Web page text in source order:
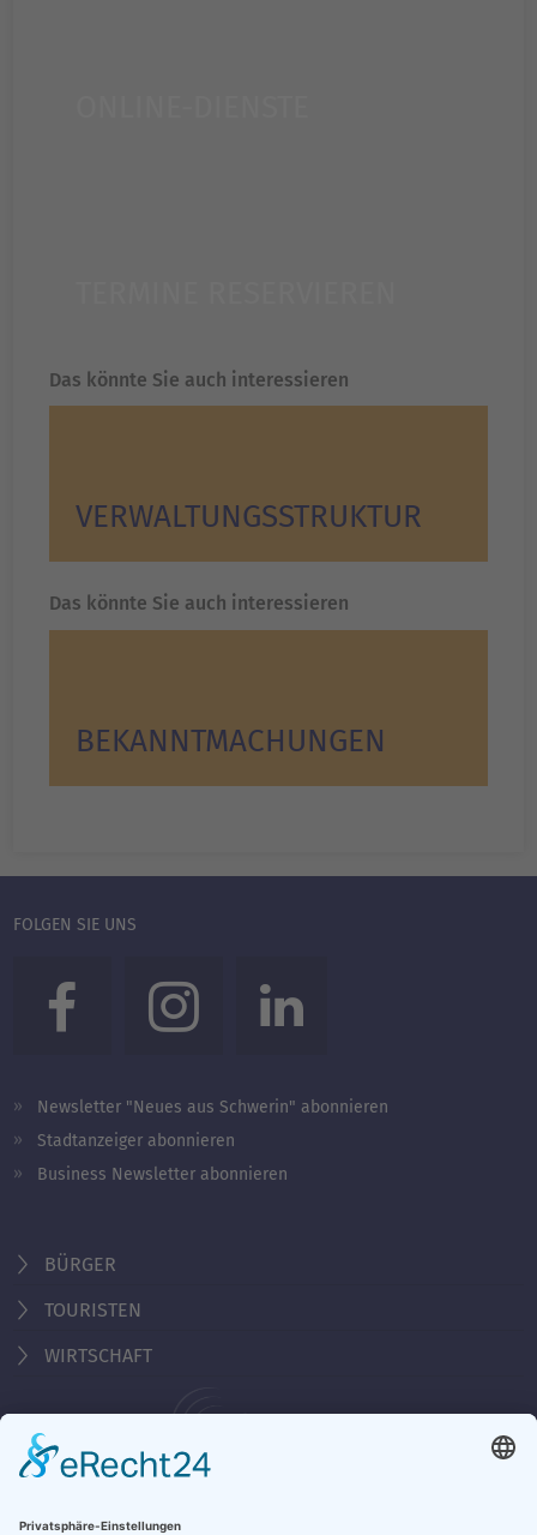
Das könnte Sie auch interessieren
VERWALTUNGS­STRUKTUR
Das könnte Sie auch interessieren
BEKANNT­MACHUNGEN
FOLGEN SIE UNS
Newsletter "Neues aus Schwerin" abonnieren
Stadtanzeiger abonnieren
Business Newsletter abonnieren
BÜRGER
TOURISTEN
WIRTSCHAFT
Behördennummer 115